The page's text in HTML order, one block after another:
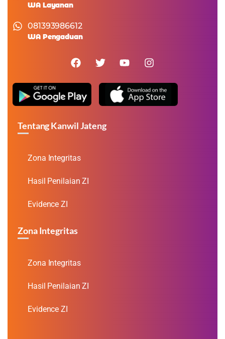
WA Layanan
081393986612
WA Pengaduan
Tentang Kanwil Jateng
Zona Integritas
Hasil Penilaian ZI
Evidence ZI
Zona Integritas
Zona Integritas
Hasil Penilaian ZI
Evidence ZI